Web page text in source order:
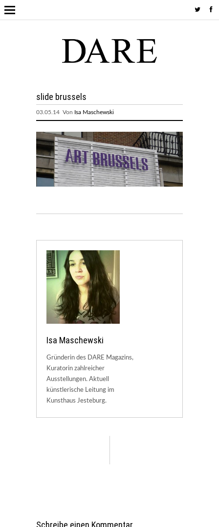
slide brussels
03.05.14 Von Isa Maschewski
Isa Maschewski
Gründerin des DARE Magazins,
Kuratorin zahlreicher
Ausstellungen. Aktuell
künstlerische Leitung im
Kunsthaus Jesteburg.
Schreibe einen Kommentar